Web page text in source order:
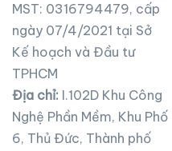
MST: 0316794479, cấp
ngày 07/4/2021 tại Sở
Kế hoạch và Đầu tư
TPHCM
Địa chỉ: I.102D Khu Công
Nghệ Phần Mềm, Khu Phố
6, Thủ Đức, Thành phố